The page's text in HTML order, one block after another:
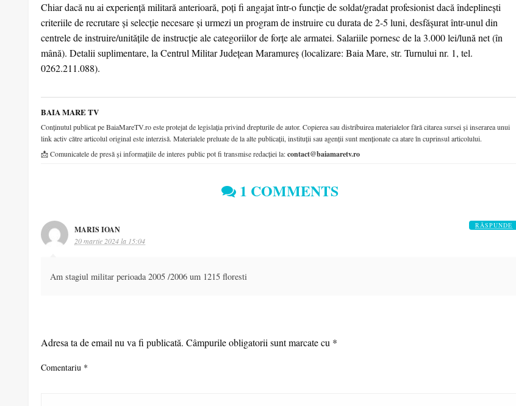
Chiar dacă nu ai experiență militară anterioară, poți fi angajat într-o funcție de soldat/gradat profesionist dacă îndeplinești
criteriile de recrutare și selecție necesare și urmezi un program de instruire cu durata de 2-5 luni, desfăşurat într-unul din
centrele de instruire/unităţile de instrucţie ale categoriilor de forţe ale armatei. Salariile pornesc de la 3.000 lei/lună net (în
mână). Detalii suplimentare, la Centrul Militar Județean Maramureș (localizare: Baia Mare, str. Turnului nr. 1, tel.
0262.211.088).
BAIA MARE TV
Conținutul publicat pe BaiaMareTV.ro este protejat de legislația privind drepturile de autor. Copierea sau distribuirea materialelor fără citarea sursei și inserarea unui
link activ către articolul original este interzisă. Materialele preluate de la alte publicații, instituții sau agenții sunt menționate ca atare în cuprinsul articolului.
📩 Comunicatele de presă și informațiile de interes public pot fi transmise redacției la:contact@baiamaretv.ro
1 COMMENTS
MARIS IOAN
20 martie 2024 la 15:04
Am stagiul militar perioada 2005 /2006 um 1215 floresti
RĂSPUNDE
Adresa ta de email nu va fi publicată. Câmpurile obligatorii sunt marcate cu *
Comentariu *